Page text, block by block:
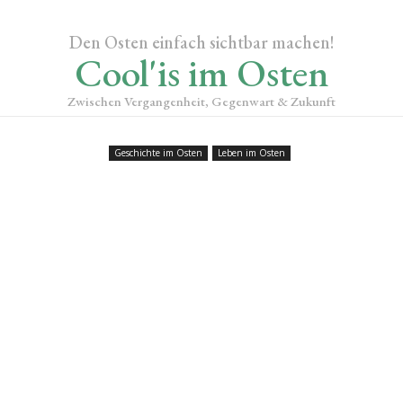
Den Osten einfach sichtbar machen!
Cool'is im Osten
Zwischen Vergangenheit, Gegenwart & Zukunft
Geschichte im Osten Leben im Osten